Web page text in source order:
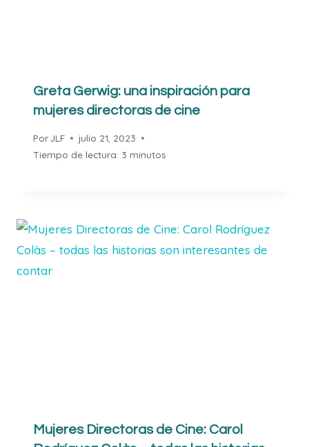
Greta Gerwig: una inspiración para
mujeres directoras de cine
PorJLF
julio 21, 2023
Tiempo de lectura: 3 minutos
Mujeres Directoras de Cine: Carol